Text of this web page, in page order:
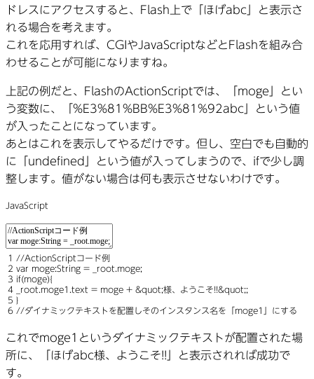
ドレスにアクセスすると、Flash上で「ほげabc」と表示さ
れる場合を考えます。
これを応用すれば、CGIやJavaScriptなどとFlashを組み合
わせることが可能になりますね。
上記の例だと、FlashのActionScriptでは、「moge」とい
う変数に、「%E3%81%BB%E3%81%92abc」という値
が入ったことになっています。
あとはこれを表示してやるだけです。但し、空白でも自動的
に「undefined」という値が入ってしまうので、ifで少し調
整します。値がない場合は何も表示させないわけです。
JavaScript
1
2
3
4
5
6
//ActionScriptコード例
var moge:String = _root moge;
if(moge){
_root moge1 text = moge + &quot;様、ようこそ!!&quot;;
}
//ダイナミックテキストを配置しそのインスタンス名を「moge1」にする
これでmoge1というダイナミックテキストが配置された場
所に、「ほげabc様、ようこそ!!」と表示されれば成功で
す。